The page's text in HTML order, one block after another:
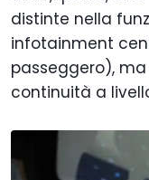
distinte nella
infotainment
passeggero),
continuità a